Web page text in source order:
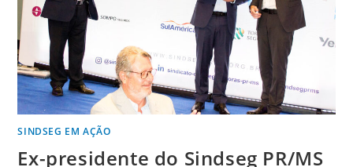
SINDSEG EM AÇÃO
Ex-presidente do Sindseg PR/MS